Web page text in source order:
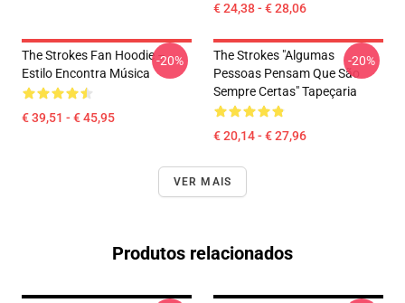
€ 24,38 - € 28,06
The Strokes Fan Hoodie –
Estilo Encontra Música
€ 39,51 - € 45,95
-20%
The Strokes "Algumas
Pessoas Pensam Que São
Sempre Certas" Tapeçaria
€ 20,14 - € 27,96
-20%
VER MAIS
Produtos relacionados